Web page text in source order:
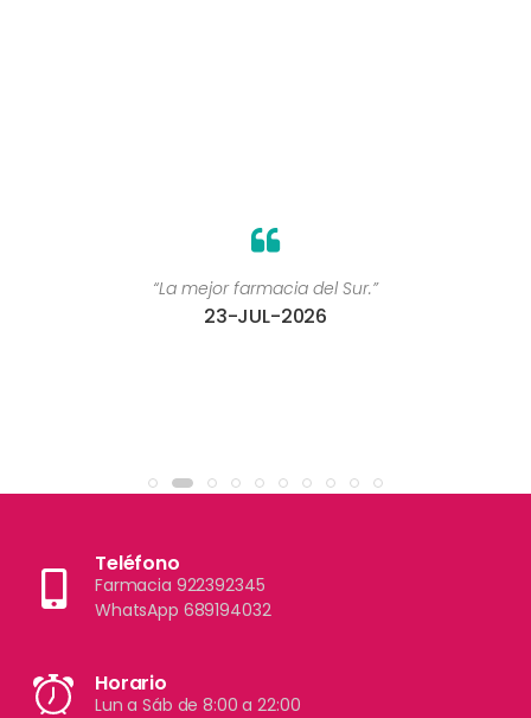
“La mejor farmacia del Sur.”
23-JUL-2026
Teléfono
Farmacia 922392345
WhatsApp 689194032
Horario
Lun a Sáb de 8:00 a 22:00